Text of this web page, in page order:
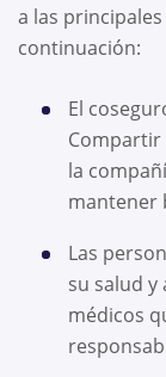
a las
continuación:
El
Compartir
la
mantener
Las
su salud y
médicos